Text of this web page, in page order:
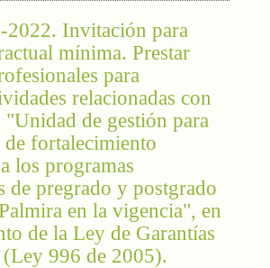
2022. Invitación para
mínima. Prestar
para
relacionadas con
"Unidad de gestión para
de fortalecimiento
los programas
de pregrado y postgrado
en la vigencia", en
de la Ley de Garantías
(Ley 996 de 2005).